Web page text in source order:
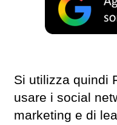
Si utilizza quindi
usare i social
marketing e di